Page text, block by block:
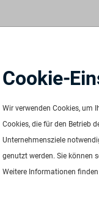
bunt
ID:3026
Frequenz:Auf Anfrage
Menge:Auf Anfrage
Standardverpackung/
Preis:Auf Anfrage
Cookie-
Wir verwenden Cookies, um
Cookies, die für den Betrieb
Unternehmensziele
genutzt werden. Sie können
Weitere Informationen finden